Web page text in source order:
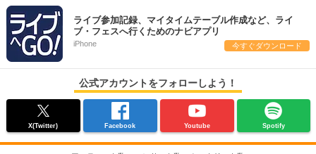
ライブ参加記録、マイタイムテーブル作成など、ライ
ブ・フェスへ行くためのナビアプリ
iPhone 今すぐダウンロード
公式アカウントをフォローしよう！
X(Twitter) Facebook Youtube Spotify